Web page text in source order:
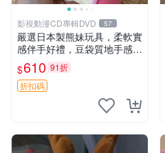
影視動漫CD專輯DVD 57
嚴選日本製熊妹玩具，柔軟實
感伴手好禮，豆袋質地手感
佳，抱枕小熊 recom 推薦 白
色豆袋 玩具
$610 91折
折扣碼